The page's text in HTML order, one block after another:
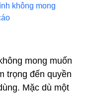
không mong
mong muốn
trọng đến quyền
Mặc dù một